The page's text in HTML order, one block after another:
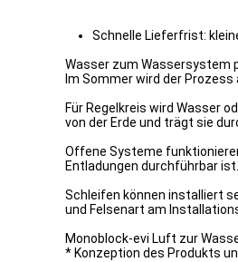
Schnelle Lieferfrist:
Wasser zum Wassersystem
Im Sommer wird der
Für Regelkreis wird Wasser
von der Erde und trägt sie
Offene Systeme
Entladungen durchführbar ist.
Schleifen können installiert
und Felsenart am
Monoblock-evi Luft zur
* Konzeption des Produkts